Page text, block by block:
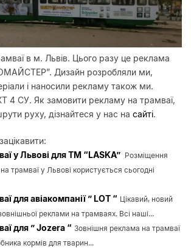
в м. Львів. Цього разу це реклама
Дизайн розробляли ми,
і наносили рекламу також ми.
4 СУ. Як замовити рекламу на трамваї,
руху, дізнайтеся у нас на сайті.
у Львові для ТМ “LASKA” Розміщення
трамваї у Львові користується сьогодні
для авіакомпанії ” LOT “ Цікавий, новий
реклами на трамваях. Всі наші...
для ” Jozera “ Зовнішня реклама на трамваї
кормів для тварин...